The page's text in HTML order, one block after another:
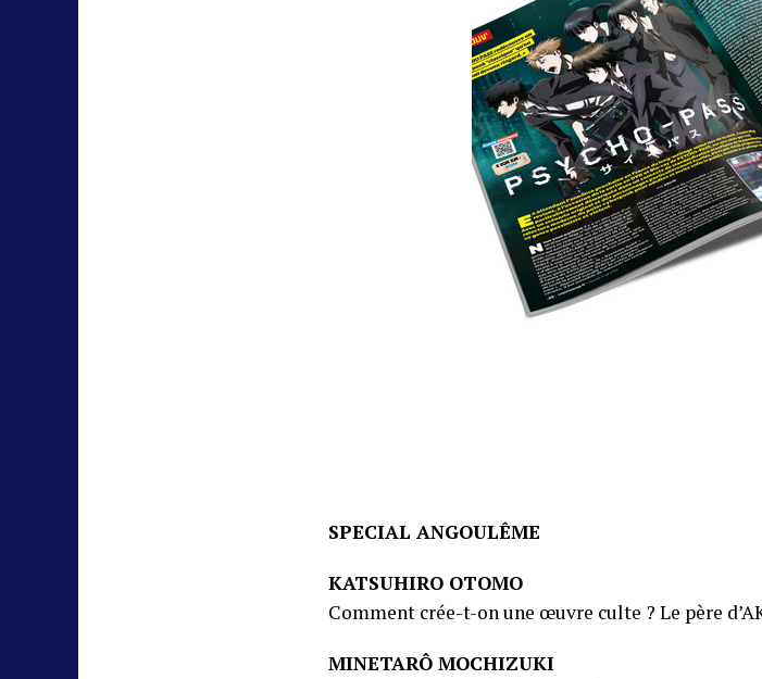
SPECIAL ANGOULÊME
KATSUHIRO OTOMO
Comment crée-t-on une œuvre culte ? Le père
MINETARÔ MOCHIZUKI